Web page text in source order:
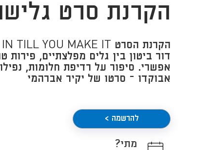
הקרנת סרט
דור ביטון בין גלים מפלצתיים, פירות
אפשרי. סיפור על רדיפת חלומות,
אבוקדו – סרטו של יקיר אברהמי
להרשמה >
מתי?